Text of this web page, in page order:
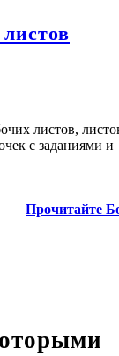
листов,
с заданиями и
Прочитайте